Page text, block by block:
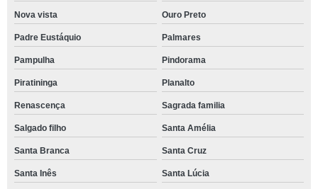
Nova vista Ouro Preto
Padre Eustáquio Palmares
Pampulha Pindorama
Piratininga Planalto
Renascença Sagrada familia
Salgado filho Santa Amélia
Santa Branca Santa Cruz
Santa Inês Santa Lúcia